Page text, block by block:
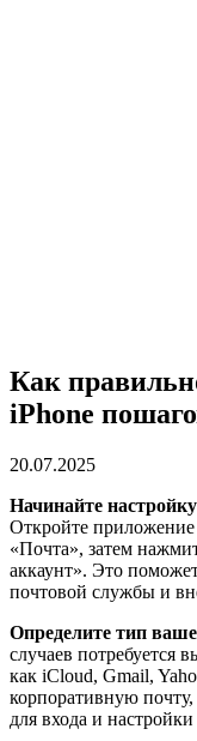
Как
iPhone
20.07.2025
Начинайте
Откройте
«Почта», затем
аккаунт». Это
почтовой службы и
Определите тип
случаев потребуется
как iCloud, Gmail,
корпоративную почту,
для входа и